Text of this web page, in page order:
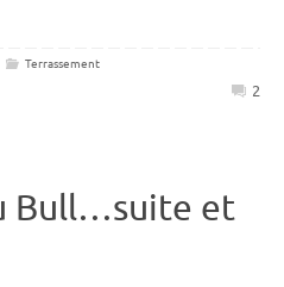
Terrassement
2
Bull…suite et